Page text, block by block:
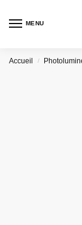
MENU
Accueil /